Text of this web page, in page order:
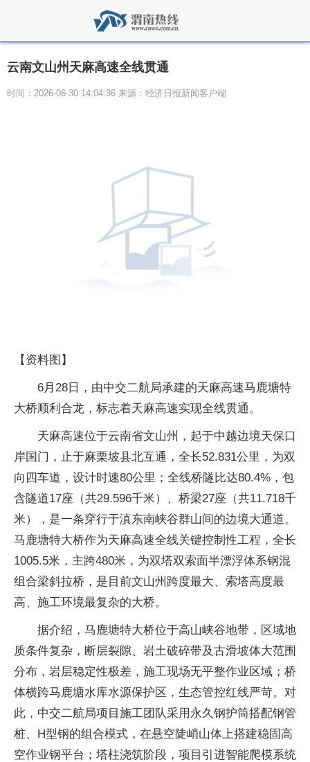
云南文山州天麻高速全线贯通
时间：2026-06-30 14:04:36 来源：经济日报新闻客户端
【资料图】
6月28日，由中交二航局承建的天麻高速马鹿塘特
大桥顺利合龙，标志着天麻高速实现全线贯通。
天麻高速位于云南省文山州，起于中越边境天保口
岸国门，止于麻栗坡县北互通，全长52.831公里，为双
向四车道，设计时速80公里；全线桥隧比达80.4%，包
含隧道17座（共29.596千米）、桥梁27座（共11.718千
米），是一条穿行于滇东南峡谷群山间的边境大通道。
马鹿塘特大桥作为天麻高速全线关键控制性工程，全长
1005.5米，主跨480米，为双塔双索面半漂浮体系钢混
组合梁斜拉桥，是目前文山州跨度最大、索塔高度最
高、施工环境最复杂的大桥。
据介绍，马鹿塘特大桥位于高山峡谷地带，区域地
质条件复杂，断层裂隙、岩土破碎带及古滑坡体大范围
分布，岩层稳定性极差，施工现场无平整作业区域；桥
体横跨马鹿塘水库水源保护区，生态管控红线严苛。对
此，中交二航局项目施工团队采用永久钢护筒搭配钢管
桩、H型钢的组合模式，在悬空陡峭山体上搭建稳固高
空作业钢平台；塔柱浇筑阶段，项目引进智能爬模系统